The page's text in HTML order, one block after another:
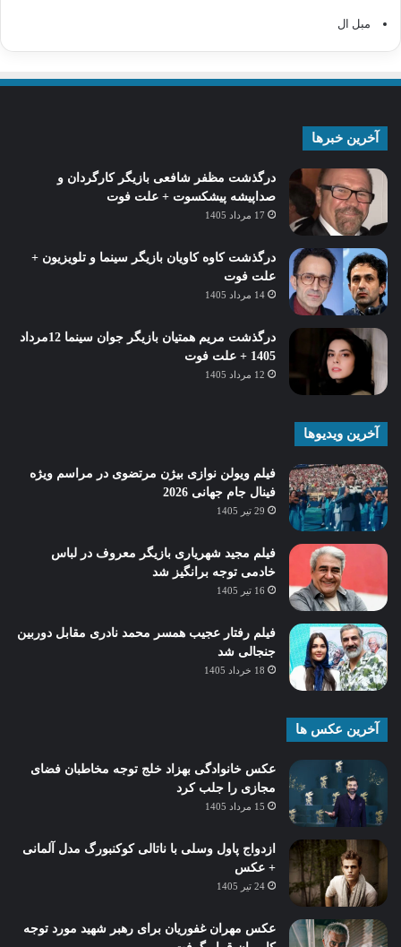
مبل ال
آخرین خبرها
درگذشت مظفر شافعی بازیگر کارگردان و
صداپیشه پیشکسوت + علت فوت
17 مرداد 1405
درگذشت کاوه کاویان بازیگر سینما و تلویزیون +
علت فوت
14 مرداد 1405
درگذشت مریم همتیان بازیگر جوان سینما 12مرداد
1405 + علت فوت
12 مرداد 1405
آخرین ویدیوها
فیلم ویولن نوازی بیژن مرتضوی در مراسم ویژه
فینال جام جهانی 2026
29 تیر 1405
فیلم مجید شهریاری بازیگر معروف در لباس
خادمی توجه برانگیز شد
16 تیر 1405
فیلم رفتار عجیب همسر محمد نادری مقابل دوربین
جنجالی شد
18 خرداد 1405
آخرین عکس ها
عکس خانوادگی بهزاد خلج توجه مخاطبان فضای
مجازی را جلب کرد
15 مرداد 1405
ازدواج پاول وسلی با ناتالی کوکنبورگ مدل آلمانی
+ عکس
24 تیر 1405
عکس مهران غفوریان برای رهبر شهید مورد توجه